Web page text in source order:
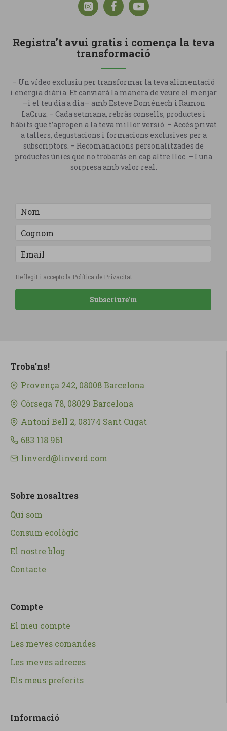
Registra’t avui gratis i comença la teva
transformació
– Un vídeo exclusiu per transformar la teva alimentació
i energia diària. Et canviarà la manera de veure el menjar
—i el teu dia a dia— amb Esteve Doménech i Ramon
LaCruz. – Cada setmana, rebràs consells, productes i
hàbits que t’apropen a la teva millor versió. – Accés privat
a tallers, degustacions i formacions exclusives per a
subscriptors. – Recomanacions personalitzades de
productes únics que no trobaràs en cap altre lloc. – I una
sorpresa amb valor real.
He llegit i accepto la Política de Privacitat
Subscriure'm
Troba'ns!
Provença 242, 08008 Barcelona
Còrsega 78, 08029 Barcelona
Antoni Bell 2, 08174 Sant Cugat
683 118 961
linverd@linverd.com
Sobre nosaltres
Qui som
Consum ecològic
El nostre blog
Contacte
Compte
El meu compte
Les meves comandes
Les meves adreces
Els meus preferits
Informació